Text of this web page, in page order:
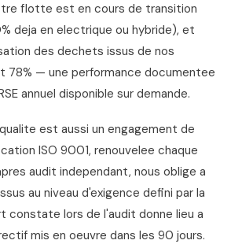
flotte est en cours de transition
deja en electrique ou hybride), et
des dechets issus de nos
78% — une performance documentee
annuel disponible sur demande.
est aussi un engagement de
ISO 9001, renouvelee chaque
audit independant, nous oblige a
au niveau d'exigence defini par la
constate lors de l'audit donne lieu a
mis en oeuvre dans les 90 jours.